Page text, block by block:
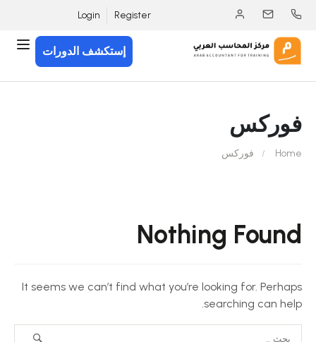
Register
Login
إستكشف الدورات
فوركس
Home فوركس
Nothing Found
It seems we can’t find what you’re looking for. Perhaps
searching can help.